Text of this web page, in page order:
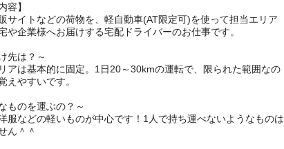
容】
サイトなどの荷物を、軽自動車(AT限定可)を使って担当エリア
や企業様へお届けする宅配ドライバーのお仕事です。
先は？～
アは基本的に固定。1日20～30kmの運転で、限られた範囲なの
えやすいです。
ものを運ぶの？～
服などの軽いものが中心です！1人で持ち運べないようなものは
ん＾＾